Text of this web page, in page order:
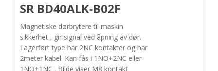
SR BD40ALK-B02F
Magnetiske dørbrytere til maskin
sikkerhet , gir signal ved åpning av dør.
Lagerført type har 2NC kontakter og har
2meter kabel. Kan fås i 1NO+2NC eller
1NO+1NC . Bilde viser M8 kontakt